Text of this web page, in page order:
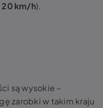
20 km/h).
są wysokie –
zarobki w takim kraju